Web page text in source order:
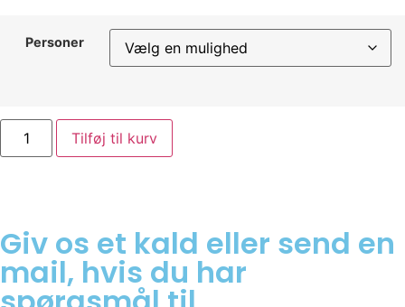
Personer
Tilføj til kurv
Giv os et kald eller send en
mail, hvis du har